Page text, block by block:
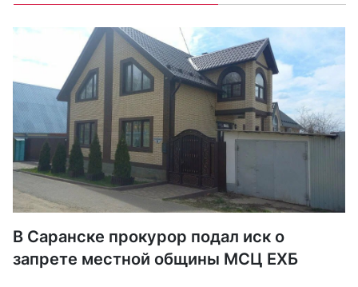
В Саранске прокурор подал иск о
запрете местной общины МСЦ ЕХБ